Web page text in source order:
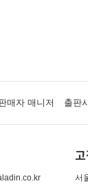
매자 매니저 출판
서